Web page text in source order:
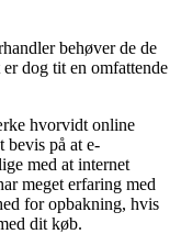
behøver de de
dog tit en omfattende
hvorvidt online
bevis på at e-
med at internet
meget erfaring med
for opbakning, hvis
dit køb.